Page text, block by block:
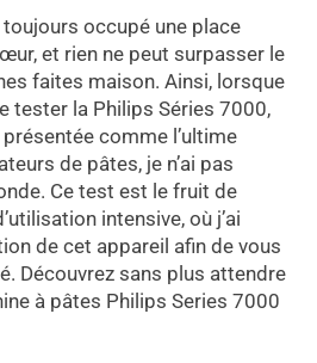
occupé une place
et rien ne peut surpasser le
faites maison. Ainsi, lorsque
tester la Philips Séries 7000,
présentée comme l’ultime
de pâtes, je n’ai pas
Ce test est le fruit de
intensive, où j’ai
de cet appareil afin de vous
Découvrez sans plus attendre
à pâtes Philips Series 7000